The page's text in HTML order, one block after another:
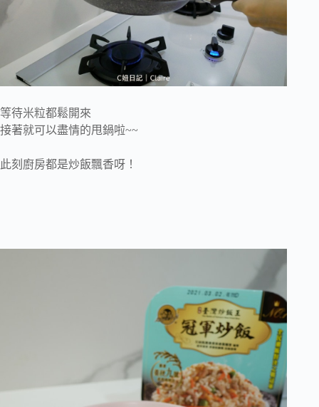
等待米粒都鬆開來
接著就可以盡情的甩鍋啦~~
此刻廚房都是炒飯飄香呀！